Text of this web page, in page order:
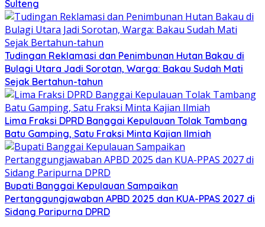
Sulteng
Tudingan Reklamasi dan Penimbunan Hutan Bakau di
Bulagi Utara Jadi Sorotan, Warga: Bakau Sudah Mati
Sejak Bertahun-tahun
Lima Fraksi DPRD Banggai Kepulauan Tolak Tambang
Batu Gamping, Satu Fraksi Minta Kajian Ilmiah
Bupati Banggai Kepulauan Sampaikan
Pertanggungjawaban APBD 2025 dan KUA-PPAS 2027 di
Sidang Paripurna DPRD